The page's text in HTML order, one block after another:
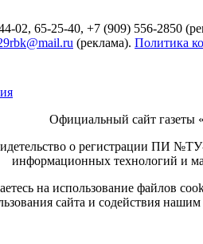
02, 65-25-40, +7 (909) 556-2850
(реклама). Политика
Официальный сайт
о регистрации ПИ
информационных технологий и
на использование файлов
сайта и содействия